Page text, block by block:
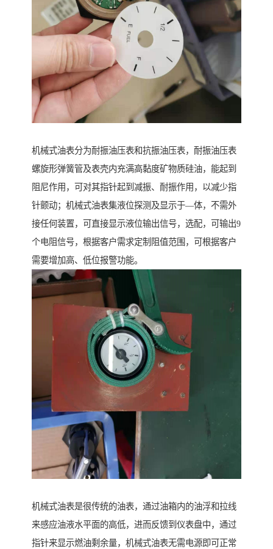
机械式油表分为耐振油压表和抗振油压表，耐振油压表
螺旋形弹簧管及表壳内充满高黏度矿物质硅油，能起到
阻尼作用，可对其指针起到减振、耐振作用，以减少指
针颤动；机械式油表集液位探测及显示于—体，不需外
接任何装置，可直接显示液位输出信号，选配，可输出9
个电阻信号，根据客户需求定制阻值范围，可根据客户
需要增加高、低位报警功能。
机械式油表是很传统的油表，通过油箱内的油浮和拉线
来感应油液水平面的高低，进而反馈到仪表盘中，通过
指针来显示燃油剩余量，机械式油表无需电源即可正常